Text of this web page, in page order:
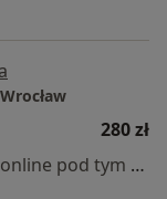
280 zł
Specjalista nie oferuje umawiania online pod tym adresem.